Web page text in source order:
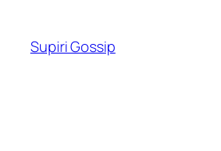
content
Supiri Gossip